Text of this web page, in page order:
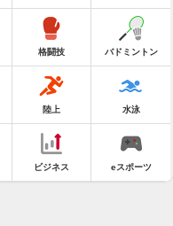
格闘技 バドミントン
陸上 水泳
ビジネス eスポーツ